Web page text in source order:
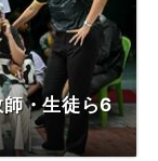
・生徒ら6